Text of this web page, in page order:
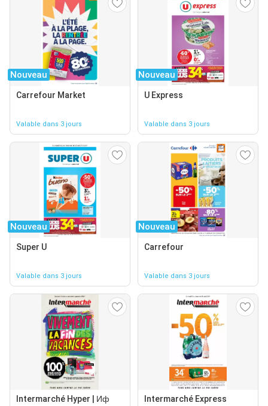
Nouveau
Carrefour Market
Valable dans 3 jours
Nouveau
U Express
Valable dans 3 jours
Nouveau
Super U
Valable dans 3 jours
Nouveau
Carrefour
Valable dans 3 jours
Intermarché Hyper | Иф Intermarché Express